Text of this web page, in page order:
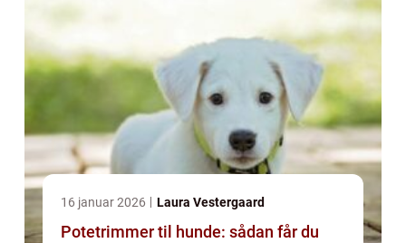
16 januar 2026 Laura Vestergaard
Potetrimmer til hunde: sådan får du